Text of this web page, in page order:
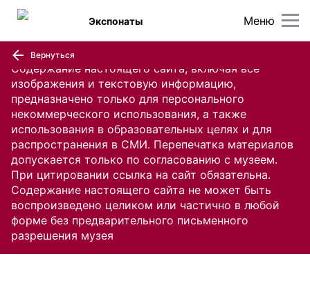
Содержание настоящего сайта, включая все
изображения и текстовую информацию,
предназначено только для персонального
некоммерческого использования, а также
использования в образовательных целях и для
распространения в СМИ. Перепечатка материалов
допускается только по согласованию с музеем.
При цитировании ссылка на сайт обязательна.
Содержание настоящего сайта не может быть
воспроизведено целиком или частично в любой
форме без предварительного письменного
разрешения музея
Меню
Экспонаты
Вернуться